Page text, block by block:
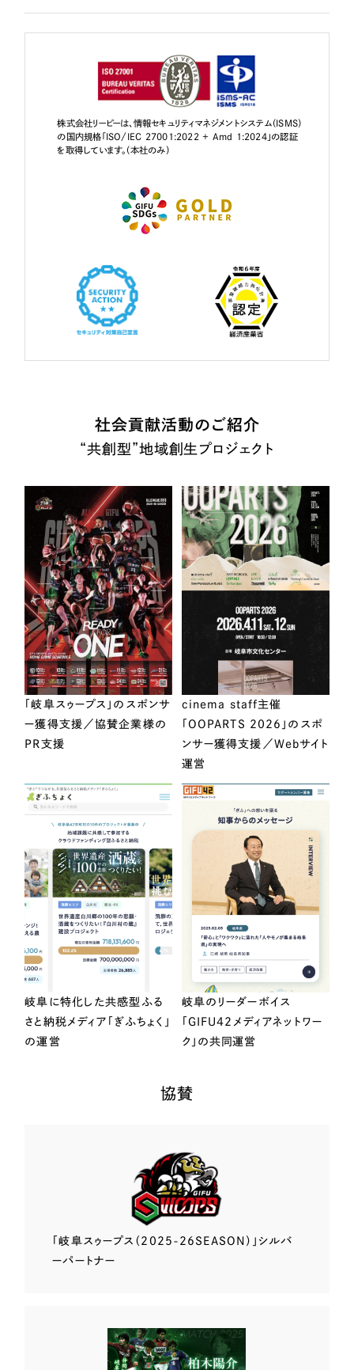
株式会社リーピーは、情報セキュリティマネジメントシステム（ISMS）
の国内規格「ISO/IEC 27001:2022 + Amd 1:2024」の認証
を取得しています。（本社のみ）
社会貢献活動のご紹介
“共創型”地域創生プロジェクト
「岐阜スゥープス」のスポンサ
ー獲得支援／協賛企業様の
PR支援
cinema staff主催
「OOPARTS 2026」のスポ
ンサー獲得支援／Webサイト
運営
岐阜に特化した共感型ふる
さと納税メディア「ぎふちょく」
の運営
岐阜のリーダーボイス
「GIFU42メディアネットワー
ク」の共同運営
協賛
「岐阜スゥープス （2025-26SEASON）」 シルバ
ーパートナー